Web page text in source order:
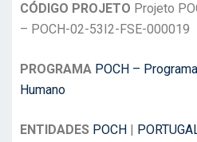
CÓDIGO PROJETO Projeto
– POCH-02-53I2-FSE-000019
PROGRAMA POCH –
Humano
ENTIDADES POCH |